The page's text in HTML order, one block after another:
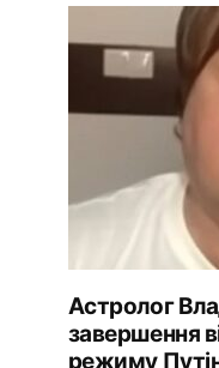
Астролог
завершення
режиму